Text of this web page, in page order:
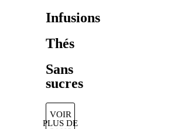
Infusions
Thés
Sans
sucres
VOIR
PLUS DE